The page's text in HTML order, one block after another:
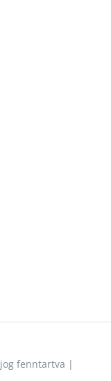
fenntartva |